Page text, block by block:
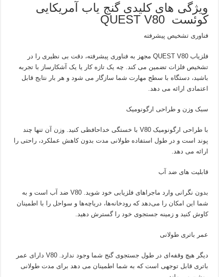
ویژگی های کلیدی گنج یاب آمریکایی
کوئست QUEST V80
فناوری تشخیص پیشرفته
فلزیاب QUEST V80 مجهز به فناوری پیشرفته، دقت بی نظیری را در
تشخیص فلزات تضمین می کند. چه یک تازه کار یا یک آشکارساز با تجربه
باشید، دستگاه با سطح مهارت شما سازگار می شود و هر بار نتایج قابل
اعتمادی ارائه می دهد.
سبک وزن و طراحی ارگونومیک
با طراحی ارگونومیک V80 با خستگی خداحافظی کنید. وزن آن تنها چند
پوند است و در طول استفاده طولانی مدت بدون کاهش عملکرد، راحتی را
ارائه می دهد.
قابلیت های ضد آب
بدون نگرانی وارد ماجراهای فلزیابی خود شوید. V80 ضد آب است و به
شما این امکان را می‌دهد که رودخانه‌ها، دریاچه‌ها و سواحل را با اطمینان
کاوش کنید و زمینه جستجوی خود را گسترش دهید.
عمر باتری طولانی
دیگر هیچ وقفه‌ای در طول جستجوی گنج شما وجود ندارد. V80 دارای عمر
باتری قابل توجهی است که به شما اطمینان می دهد برای مدت طولانی